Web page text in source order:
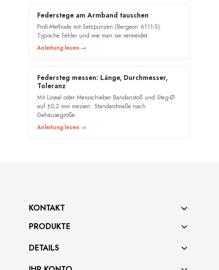
Federstege am Armband tauschen
Profi-Methode mit Setzpunzen (Bergeon 6111-S).
Typische Fehler und wie man sie vermeidet.
Anleitung lesen →
Federsteg messen: Länge, Durchmesser,
Toleranz
Mit Lineal oder Messschieber Bandanstoß und Steg-Ø
auf ±0,2 mm messen. Standardmaße nach
Gehäusegröße.
Anleitung lesen →
KONTAKT
PRODUKTE

DETAILS 